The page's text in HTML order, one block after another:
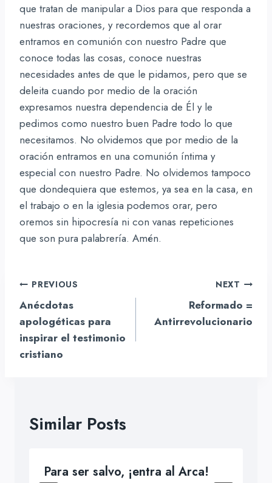
que tratan de manipular a Dios para que responda a
nuestras oraciones, y recordemos que al orar
entramos en comunión con nuestro Padre que
conoce todas las cosas, conoce nuestras
necesidades antes de que le pidamos, pero que se
deleita cuando por medio de la oración
expresamos nuestra dependencia de Él y le
pedimos como nuestro buen Padre todo lo que
necesitamos. No olvidemos que por medio de la
oración entramos en una comunión íntima y
especial con nuestro Padre. No olvidemos tampoco
que dondequiera que estemos, ya sea en la casa, en
el trabajo o en la iglesia podemos orar, pero
oremos sin hipocresía ni con vanas repeticiones
que son pura palabrería. Amén.
Navegación
de
entradas
PREVIOUS
Anécdotas
apologéticas para
inspirar el testimonio
cristiano
NEXT
Reformado =
Antirrevolucionario
Similar Posts
Para ser salvo, ¡entra al Arca!